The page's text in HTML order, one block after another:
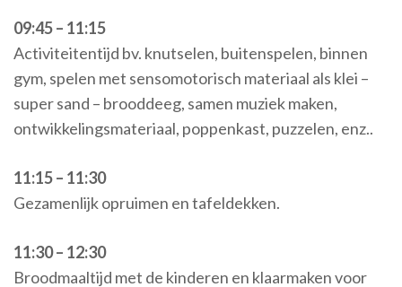
09:45 – 11:15
Activiteitentijd bv. knutselen, buitenspelen, binnen
gym, spelen met sensomotorisch materiaal als klei –
super sand – brooddeeg, samen muziek maken,
ontwikkelingsmateriaal, poppenkast, puzzelen, enz..
11:15 – 11:30
Gezamenlijk opruimen en tafeldekken.
11:30 – 12:30
Broodmaaltijd met de kinderen en klaarmaken voor